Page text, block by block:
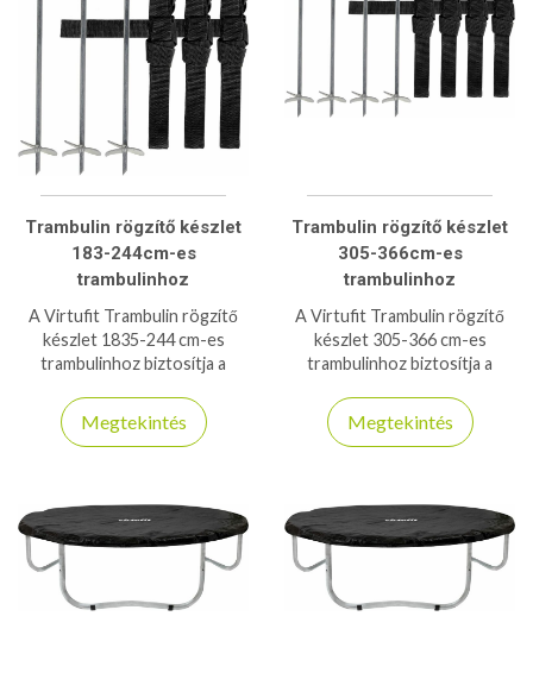
Trambulin rögzítő készlet
183-244cm-es
trambulinhoz
A Virtufit Trambulin rögzítő
készlet 1835-244 cm-es
trambulinhoz biztosítja a
növelve a trambulin
tartósságát és használati
Megtekintés
Trambulin rögzítő készlet
305-366cm-es
trambulinhoz
A Virtufit Trambulin rögzítő
készlet 305-366 cm-es
trambulinhoz biztosítja a
növelve a trambulin
tartósságát és használati
Megtekintés